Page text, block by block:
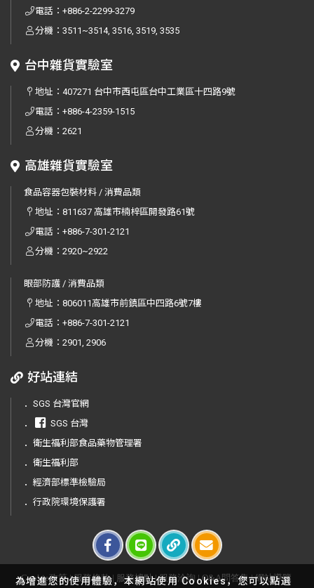
電話：+886-2-2299-3279
分機：3511~3514, 3516, 3519, 3535
台中雜貨實驗室
地址：407271 台中市西屯區台中工業區十四路9號
電話：+886-4-2359-1515
分機：2621
高雄雜貨實驗室
食品容器包裝材料 / 消費品類
地址：811637 高雄市楠梓區開發路61號
電話：+886-7-301-2121
分機：2920~2922
眼部防護 / 消費品類
地址：806011高雄市前鎮區中四路6號7樓
電話：+886-7-301-2121
分機：2901, 2906
好站連結
． SGS 台灣官網
．
SGS 台灣
． 衛生福利部食品藥物管理署
． 衛生福利部
． 經濟部標準檢驗局
． 行政院環境保護署
Cookie政策 |服務條款 | 服務據點 |服務洽詢 |Q&A問答集 |網站導覽
為增進您的使用體驗，本網站使用 Cookies，您可以點選